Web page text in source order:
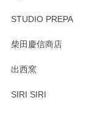
STUDIO PREPA
柴田慶信商店
出西窯
SIRI SIRI